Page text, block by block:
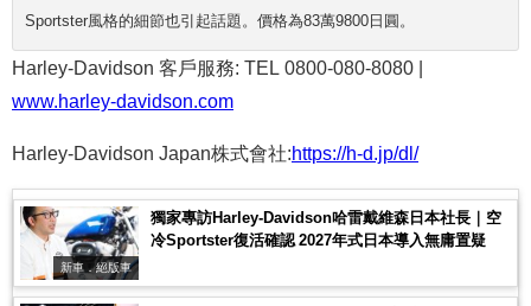
Sportster風格的細節也引起話題。價格為83萬9800日圓。
Harley-Davidson 客戶服務: TEL 0800-080-8080 |
www.harley-davidson.com
Harley-Davidson Japan株式會社:https://h-d.jp/dl/
新車．絕版車
獨家專訪Harley-Davidson哈雷戴維森日本社長｜空
冷Sportster復活確認 2027年式日本導入無庸置疑